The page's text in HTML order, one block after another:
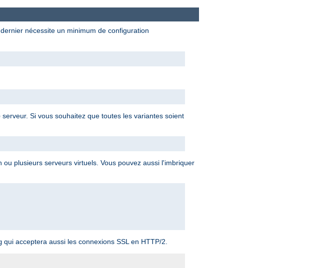
dernier nécessite un minimum de configuration
Si vous souhaitez que toutes les variantes soient
plusieurs serveurs virtuels. Vous pouvez aussi l'imbriquer
qui acceptera aussi les connexions SSL en HTTP/2.